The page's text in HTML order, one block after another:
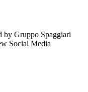
by Gruppo Spaggiari
Social Media